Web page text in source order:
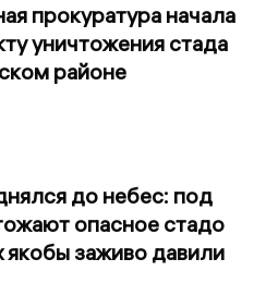
прокуратура начала
уничтожения стада
районе
до небес: под
опасное стадо
якобы заживо давили